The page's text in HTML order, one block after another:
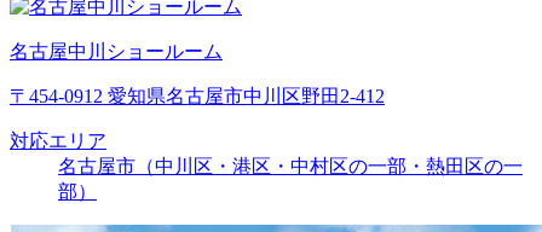
名古屋中川ショールーム
〒454-0912 愛知県名古屋市中川区野田2-412
対応エリア
名古屋市（中川区・港区・中村区の一部・熱田区の一
部）